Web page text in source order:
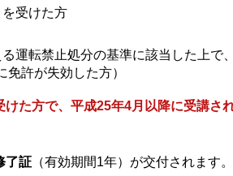
受けた方
運転禁止処分の基準に該当した上で
許が失効した方）
た方で、平成25年4月以降に受講され
了証 （有効期間1年）が交付されます。